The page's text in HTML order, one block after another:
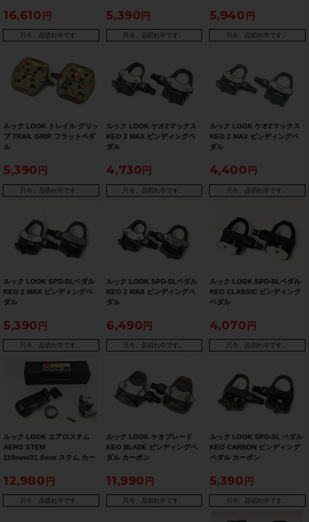
16,610
只今、品切れ中です。
5,390
只今、品切れ中です。
5,940
只今、品切れ中です。
ルック LOOK トレイル グリッ
プ TRAIL GRIP フラットペダ
ル
5,390
只今、品切れ中です。
ルック LOOK ケオ2マックス
KEO 2 MAX ビンディングペ
ダル
4,730
只今、品切れ中です。
ルック LOOK ケオ2マックス
KEO 2 MAX ビンディングペ
ダル
4,400
只今、品切れ中です。
ルック LOOK SPD-SLペダル
KEO 2 MAX ビンディングペ
ダル
5,390
只今、品切れ中です。
ルック LOOK SPD-SLペダル
KEO 2 MAX ビンディングペ
ダル
6,490
只今、品切れ中です。
ルック LOOK SPD-SLペダル
KEO CLASSIC ビンディング
ペダル
4,070
只今、品切れ中です。
ルック LOOK エアロステム
AERO STEM
110mm/31.8mm ステム カー
12,980
只今、品切れ中です。
ルック LOOK ケオブレード
KEO BLADE ビンディングペ
ダル カーボン
11,990
只今、品切れ中です。
ルック LOOK SPD-SL ペダル
KEO CARBON ビンディング
ペダル カーボン
5,390
只今、品切れ中です。